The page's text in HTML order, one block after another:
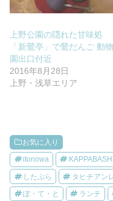
上野公園の隠れた甘味処
「新鶯亭」で鶯だんご 動物
園出口付近
2016年8月28日
上野・浅草エリア
お気に入り
itonowa
したぷら タヒチアン
ぽ・て・と ランチ